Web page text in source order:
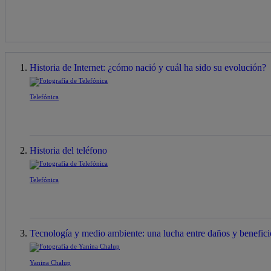
Historia de Internet: ¿cómo nació y cuál ha sido su evolución?
Telefónica
Historia del teléfono
Telefónica
Tecnología y medio ambiente: una lucha entre daños y
Yanina Chalup